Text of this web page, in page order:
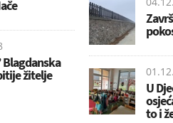
Blagdanska
žitelje
U
to i